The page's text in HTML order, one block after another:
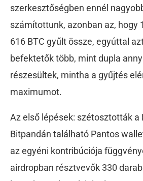
szerkesztőségben ennél
számítottunk, azonban az, hogy
616 BTC gyűlt össze, egyúttal
befektetők több, mint dupla
részesültek, mintha a gyűjtés
maximumot.
Az első lépések: szétosztották a
Bitpandán található Pantos
az egyéni kontribúciója
airdropban résztvevők 330